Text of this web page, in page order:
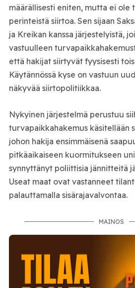
määrällisesti eniten, mutta ei
perinteistä siirtoa. Sen sijaan
ja Kreikan kanssa järjestelyistä,
vastuulleen
että hakijat siirtyvät fyysisesti
Käytännössä kyse on vastuun
näkyvää siirtopolitiikkaa.
Nykyinen järjestelmä perustuu
turvapaikkahakemus käsitellään
johon hakija ensimmäisenä
pitkäaikaiseen kuormitukseen
synnyttänyt poliittisia jännitteitä
Useat maat ovat vastanneet
palauttamalla sisärajavalvontaa.
MAINOS